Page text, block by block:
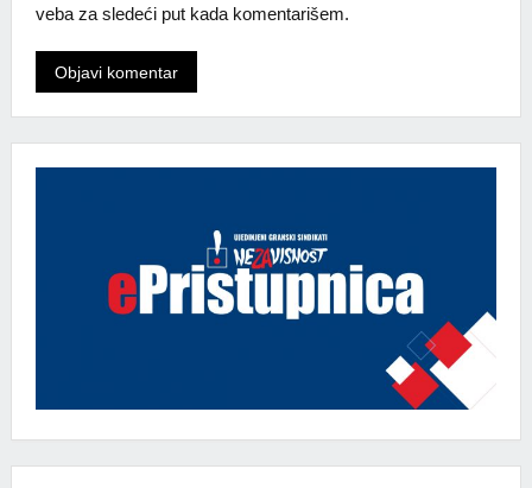
veba za sledeći put kada komentarišem.